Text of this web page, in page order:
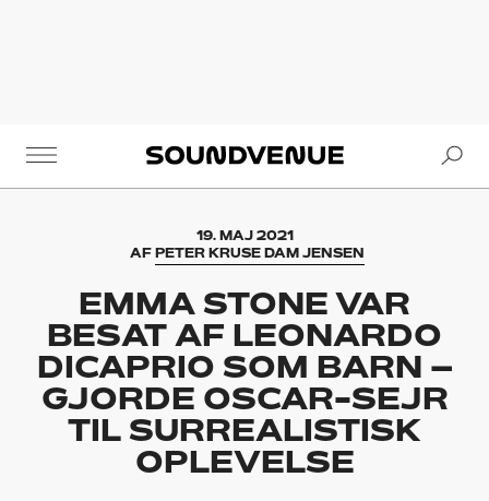
Soundvenue
19. MAJ 2021
AF PETER KRUSE DAM JENSEN
EMMA STONE VAR
BESAT AF LEONARDO
DICAPRIO SOM BARN –
GJORDE OSCAR-SEJR
TIL SURREALISTISK
OPLEVELSE